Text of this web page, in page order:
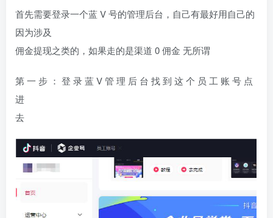
首先需要登录一个蓝V号的管理后台 ， 自己有最好用自己的
因为涉及
佣金提现之类的，如果走的是渠道 0佣金 无所谓
第 一 步 ： 登 录 蓝V管 理 后 台 找 到 这 个 员 工 账 号 点
进
去